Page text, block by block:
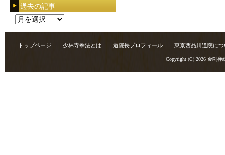
過去の記事
トップページ 少林寺拳法とは 道院長プロフィール 東京西品川道院につ
Copyright (C) 2026 金剛禅